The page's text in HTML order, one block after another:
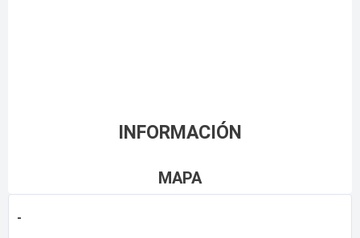
INFORMACIÓN
MAPA
-